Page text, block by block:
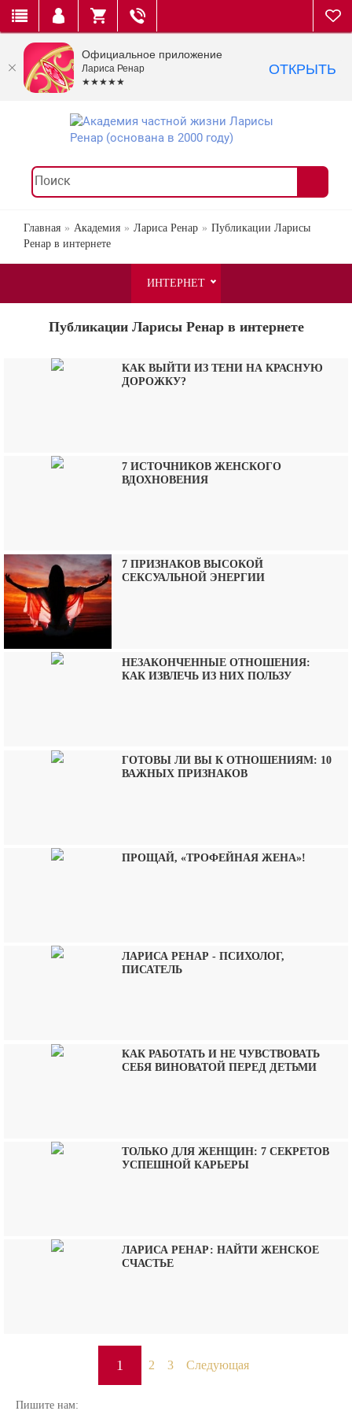
Пишите нам:
Главная Академия Лариса Ренар
Публикации Ларисы
Ренар в интернете
ИНТЕРНЕТ
Публикации Ларисы Ренар в интернете
КАК ВЫЙТИ ИЗ ТЕНИ НА КРАСНУЮ
ДОРОЖКУ?
7 ИСТОЧНИКОВ ЖЕНСКОГО
ВДОХНОВЕНИЯ
7 ПРИЗНАКОВ ВЫСОКОЙ
СЕКСУАЛЬНОЙ ЭНЕРГИИ
НЕЗАКОНЧЕННЫЕ ОТНОШЕНИЯ:
КАК ИЗВЛЕЧЬ ИЗ НИХ ПОЛЬЗУ
ГОТОВЫ ЛИ ВЫ К ОТНОШЕНИЯМ: 10
ВАЖНЫХ ПРИЗНАКОВ
ПРОЩАЙ, «ТРОФЕЙНАЯ ЖЕНА»!
ЛАРИСА РЕНАР - ПСИХОЛОГ,
ПИСАТЕЛЬ
КАК РАБОТАТЬ И НЕ ЧУВСТВОВАТЬ
СЕБЯ ВИНОВАТОЙ ПЕРЕД ДЕТЬМИ
ТОЛЬКО ДЛЯ ЖЕНЩИН: 7 СЕКРЕТОВ
УСПЕШНОЙ КАРЬЕРЫ
ЛАРИСА РЕНАР: НАЙТИ ЖЕНСКОЕ
СЧАСТЬЕ
1 2 3 Следующая
Официальное приложение
Лариса Ренар
★★★★★
ОТКРЫТЬ